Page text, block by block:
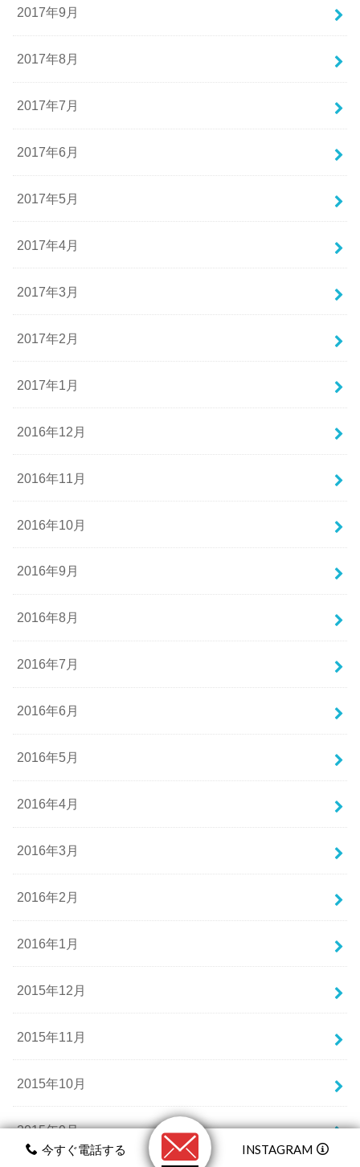
今すぐ電話する INSTAGRAM
2017年9月
2017年8月
2017年7月
2017年6月
2017年5月
2017年4月
2017年3月
2017年2月
2017年1月
2016年12月
2016年11月
2016年10月
2016年9月
2016年8月
2016年7月
2016年6月
2016年5月
2016年4月
2016年3月
2016年2月
2016年1月
2015年12月
2015年11月
2015年10月
2015年9月